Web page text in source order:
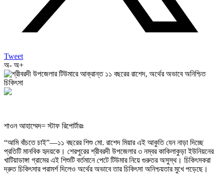
Tweet
অ- অ+
শাওন আহাম্মেদ= স্টাফ রিপোর্টারঃ
“আমি বাঁচতে চাই”—১১ বছরের শিশু মো. রাশেদ মিয়ার এই আকুতি যেন নাড়া দিচ্ছে
প্রতিটি মানবিক হৃদয়কে। শেরপুরের শ্রীবরদী উপজেলার ৩ নম্বর কাকিলাকুড়া ইউনিয়নের
খাটিয়াডাঙ্গা গ্রামের এই শিশুটি বর্তমানে পেটে টিউমার নিয়ে গুরুতর অসুস্থ। চিকিৎসকরা
দ্রুত চিকিৎসার পরামর্শ দিলেও অর্থের অভাবে তার চিকিৎসা অনিশ্চয়তার মুখে পড়েছে।